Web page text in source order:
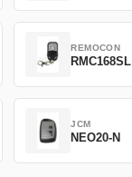
REMOCON
RMC168SL
JCM
NEO20-N